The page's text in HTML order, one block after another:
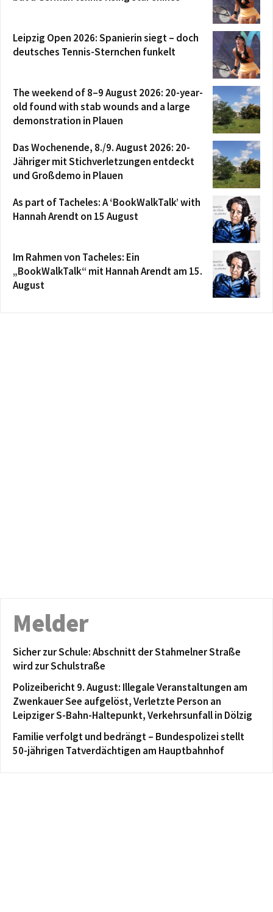
Leipzig Open 2026: Spanierin siegt – doch
deutsches Tennis-Sternchen funkelt
The weekend of 8–9 August 2026: 20-year-
old found with stab wounds and a large
demonstration in Plauen
Das Wochenende, 8./9. August 2026: 20-
Jähriger mit Stichverletzungen entdeckt
und Großdemo in Plauen
As part of Tacheles: A ‘BookWalkTalk’ with
Hannah Arendt on 15 August
Im Rahmen von Tacheles: Ein
„BookWalkTalk“ mit Hannah Arendt am 15.
August
Melder
Sicher zur Schule: Abschnitt der Stahmelner Straße
wird zur Schulstraße
Polizeibericht 9. August: Illegale Veranstaltungen am
Zwenkauer See aufgelöst, Verletzte Person an
Leipziger S-Bahn-Haltepunkt, Verkehrsunfall in Dölzig
Familie verfolgt und bedrängt – Bundespolizei stellt
50-jährigen Tatverdächtigen am Hauptbahnhof